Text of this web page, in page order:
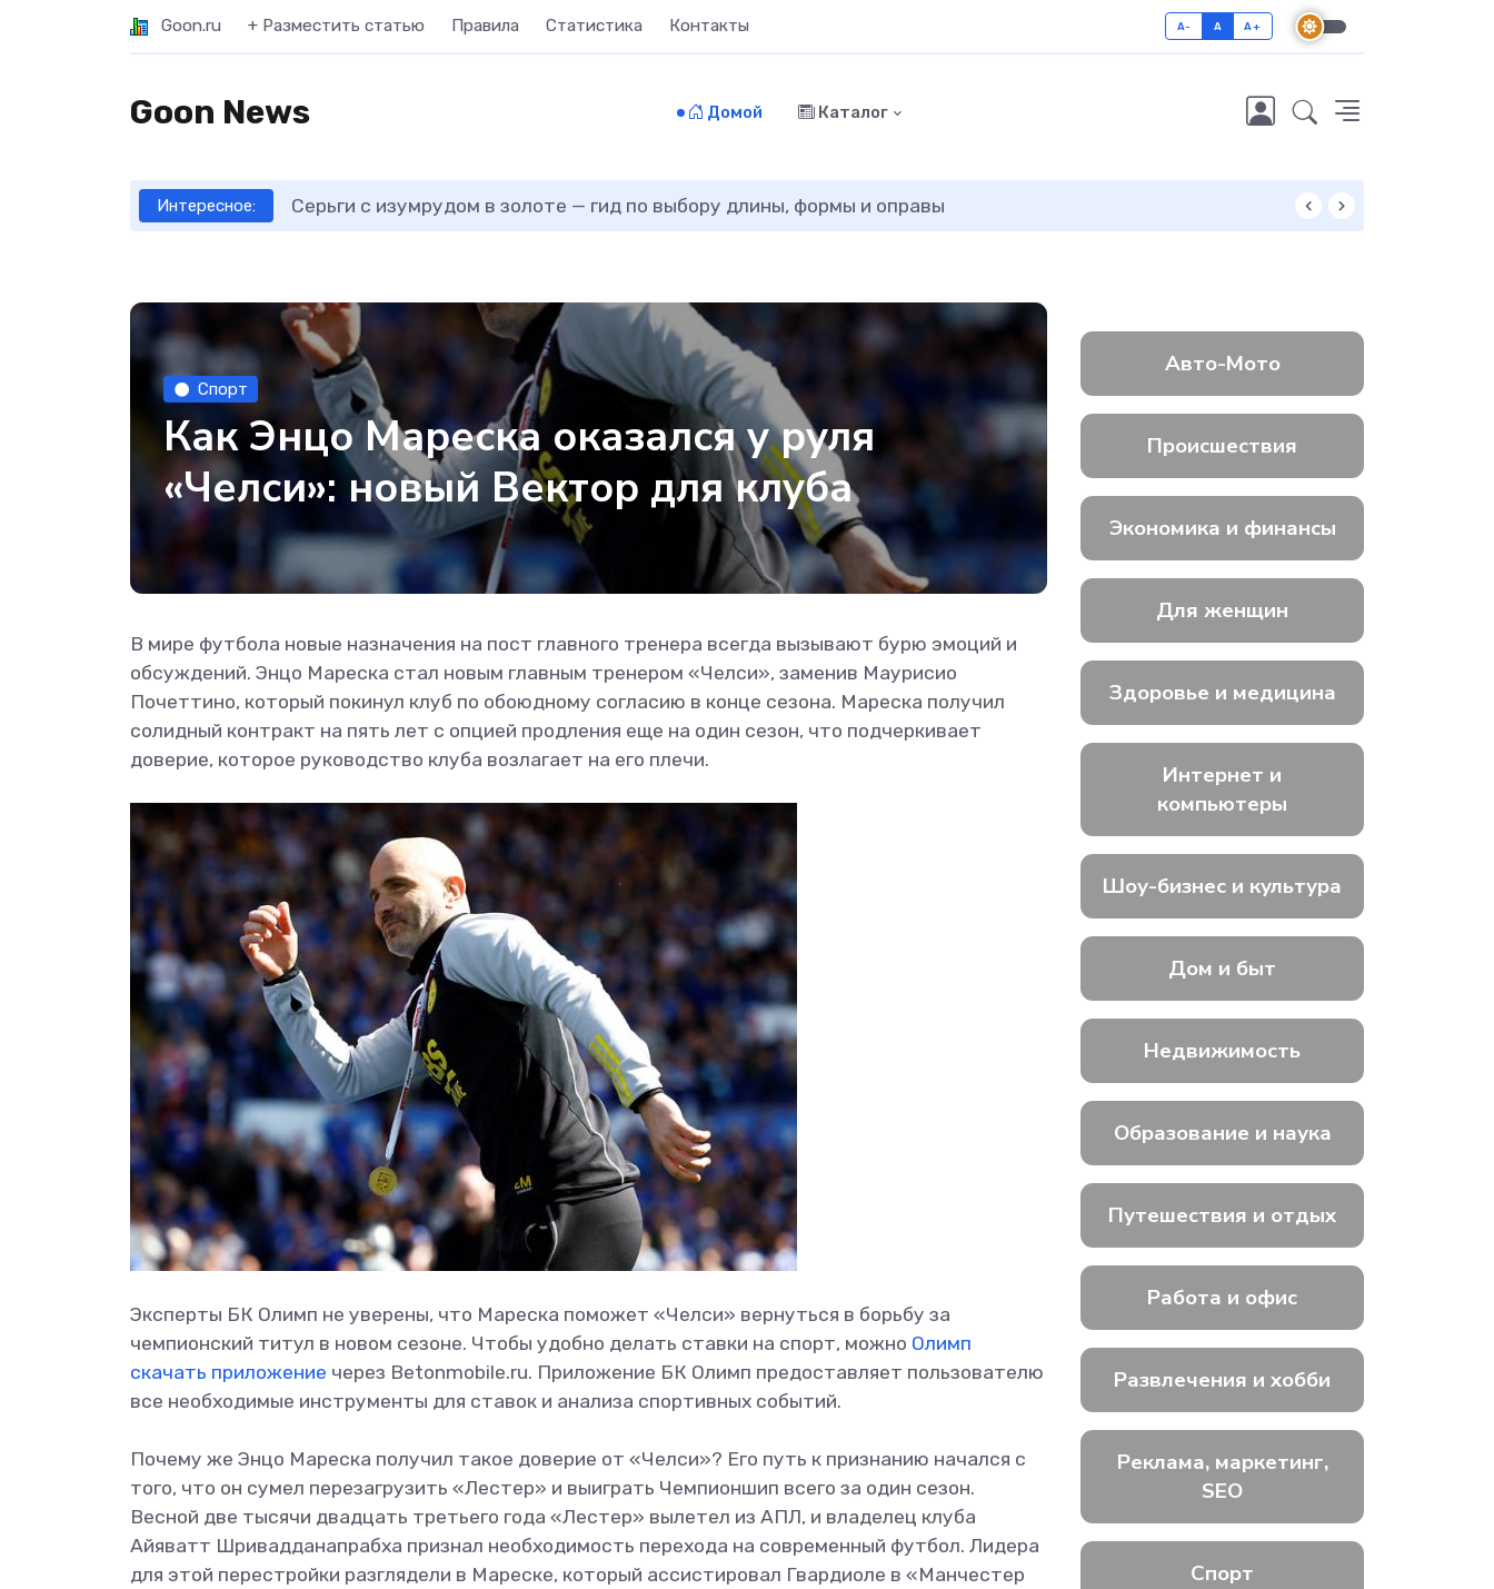
Goon.ru + Разместить статью Правила Статистика Контакты A- A A+
Goon News Домой Каталог
Интересное: Серьги с изумрудом в золоте — гид по выбору длины, формы и оправы
Спорт
Как Энцо Мареска оказался у руля
«Челси»: новый Вектор для клуба
В мире футбола новые назначения на пост главного тренера всегда вызывают бурю эмоций и
обсуждений. Энцо Мареска стал новым главным тренером «Челси», заменив Маурисио
Почеттино, который покинул клуб по обоюдному согласию в конце сезона. Мареска получил
солидный контракт на пять лет с опцией продления еще на один сезон, что подчеркивает
доверие, которое руководство клуба возлагает на его плечи.
Эксперты БК Олимп не уверены, что Мареска поможет «Челси» вернуться в борьбу за
чемпионский титул в новом сезоне. Чтобы удобно делать ставки на спорт, можно Олимп
скачать приложение через Betonmobile.ru. Приложение БК Олимп предоставляет пользователю
все необходимые инструменты для ставок и анализа спортивных событий.
Почему же Энцо Мареска получил такое доверие от «Челси»? Его путь к признанию начался с
того, что он сумел перезагрузить «Лестер» и выиграть Чемпионшип всего за один сезон.
Весной две тысячи двадцать третьего года «Лестер» вылетел из АПЛ, и владелец клуба
Айяватт Шривадданапрабха признал необходимость перехода на современный футбол. Лидера
для этой перестройки разглядели в Мареске, который ассистировал Гвардиоле в «Манчестер
Авто-Мото
Происшествия
Экономика и финансы
Для женщин
Здоровье и медицина
Интернет и
компьютеры
Шоу-бизнес и культура
Дом и быт
Недвижимость
Образование и наука
Путешествия и отдых
Работа и офис
Развлечения и хобби
Реклама, маркетинг,
SEO
Спорт